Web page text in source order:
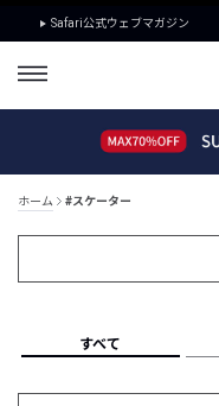
Safari公式ウェブマガジン
ホーム #スケーター
すべて